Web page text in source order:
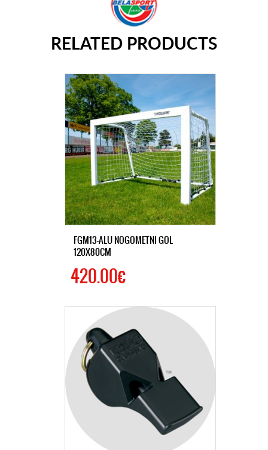
RELATED PRODUCTS
FGM13-ALU NOGOMETNI GOL
120X80CM
420.00€